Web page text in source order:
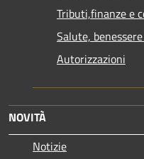
Tributi,finanze e
Salute,
Autorizzazioni
NOVITÀ
Notizie